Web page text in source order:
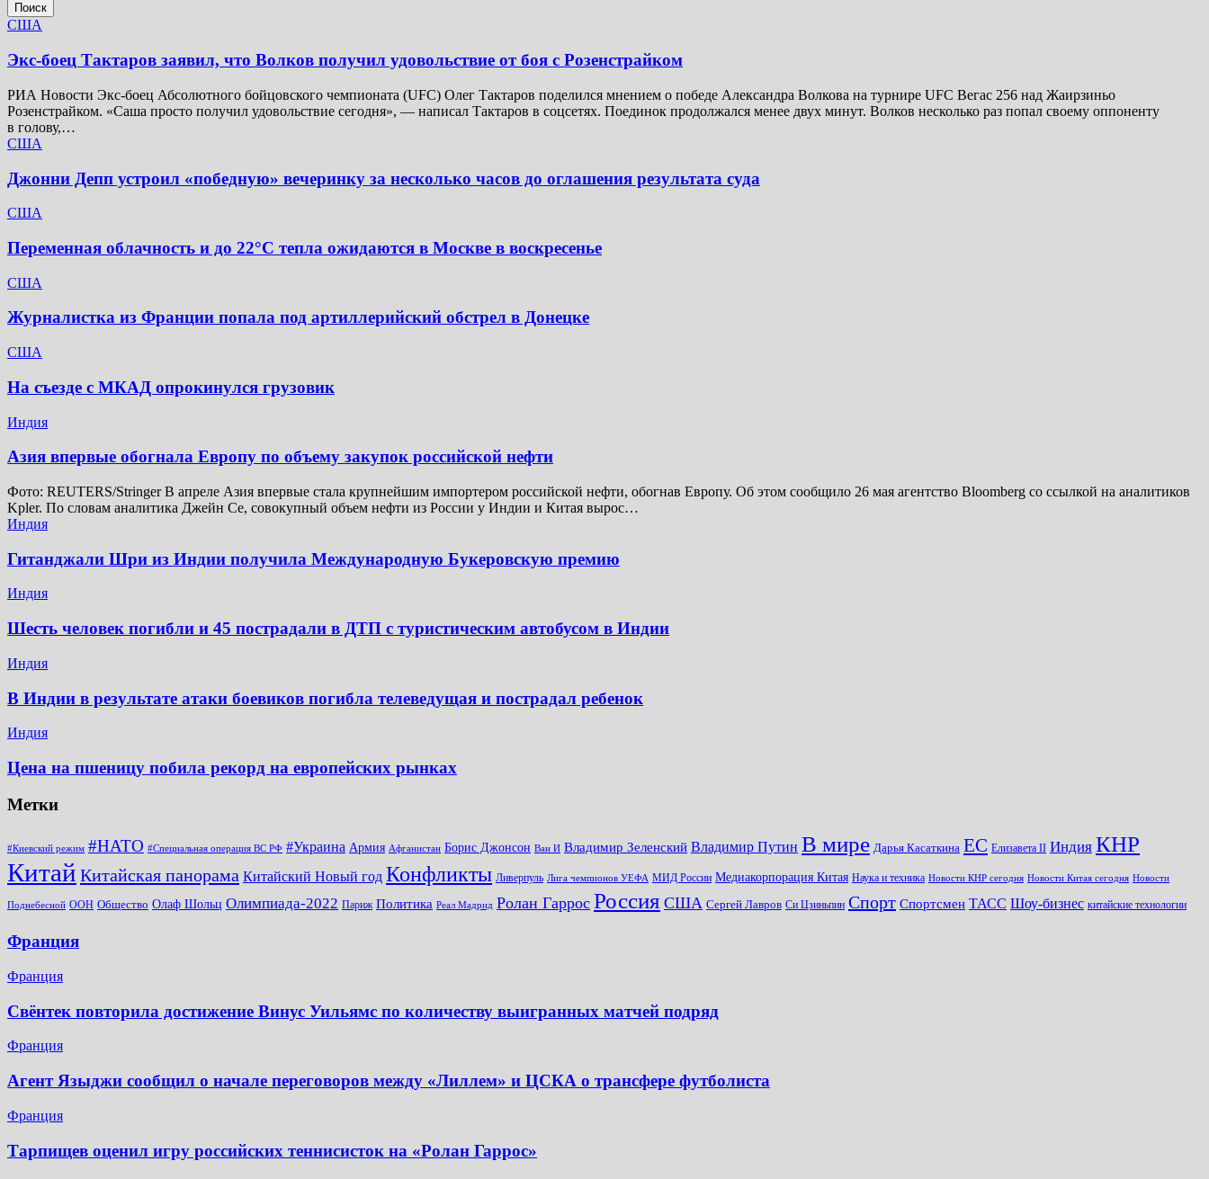
Поиск
США
Экс-боец Тактаров заявил, что Волков получил удовольствие от боя с Розенстрайком
РИА Новости Экс-боец Абсолютного бойцовского чемпионата (UFC) Олег Тактаров поделился мнением о победе Александра Волкова на турнире UFC Вегас 256 над Жаирзиньо
Розенстрайком. «Саша просто получил удовольствие сегодня», — написал Тактаров в соцсетях. Поединок продолжался менее двух минут. Волков несколько раз попал своему оппоненту
в голову,…
США
Джонни Депп устроил «победную» вечеринку за несколько часов до оглашения результата суда
США
Переменная облачность и до 22°C тепла ожидаются в Москве в воскресенье
США
Журналистка из Франции попала под артиллерийский обстрел в Донецке
США
На съезде с МКАД опрокинулся грузовик
Индия
Азия впервые обогнала Европу по объему закупок российской нефти
Фото: REUTERS/Stringer В апреле Азия впервые стала крупнейшим импортером российской нефти, обогнав Европу. Об этом сообщило 26 мая агентство Bloomberg со ссылкой на аналитиков
Kpler. По словам аналитика Джейн Се, совокупный объем нефти из России у Индии и Китая вырос…
Индия
Гитанджали Шри из Индии получила Международную Букеровскую премию
Индия
Шесть человек погибли и 45 пострадали в ДТП с туристическим автобусом в Индии
Индия
В Индии в результате атаки боевиков погибла телеведущая и пострадал ребенок
Индия
Цена на пшеницу побила рекорд на европейских рынках
Метки
#Киевский режим #НАТО #Специальная операция ВС РФ #Украина Армия Афганистан Борис Джонсон Ван И Владимир Зеленский Владимир Путин В мире Дарья Касаткина ЕС Елизавета II Индия КНР
Китай Китайская панорама Китайский Новый год Конфликты Ливерпуль Лига чемпионов УЕФА МИД России Медиакорпорация Китая Наука и техника Новости КНР сегодня Новости Китая сегодня Новости
Поднебесной ООН Общество Олаф Шольц Олимпиада-2022 Париж Политика Реал Мадрид Ролан Гаррос Россия США Сергей Лавров Си Цзиньпин Спорт Спортсмен ТАСС Шоу-бизнес китайские технологии
Франция
Франция
Свёнтек повторила достижение Винус Уильямс по количеству выигранных матчей подряд
Франция
Агент Языджи сообщил о начале переговоров между «Лиллем» и ЦСКА о трансфере футболиста
Франция
Тарпищев оценил игру российских теннисисток на «Ролан Гаррос»